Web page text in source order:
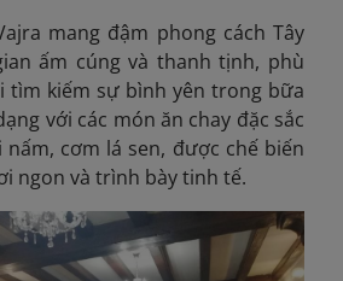
mang đậm phong cách Tây
ấm cúng và thanh tịnh, phù
tìm kiếm sự bình yên trong bữa
với các món ăn chay đặc sắc
cơm lá sen, được chế biến
ngon và trình bày tinh tế.